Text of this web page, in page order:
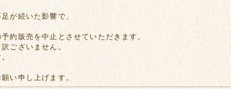
が続いた影響で、
約販売を中止とさせていただきます。
ございません。
い申し上げます。